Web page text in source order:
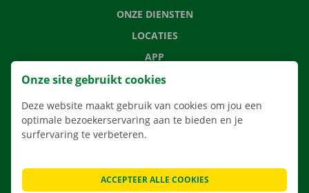
ONZE DIENSTEN
LOCATIES
APP
VERHUISOPLOSSINGEN
NIEUWS
Onze site gebruikt cookies
Deze website maakt gebruik van cookies om jou een
optimale bezoekerservaring aan te bieden en je
surfervaring te verbeteren.
ACCEPTEER ALLE COOKIES